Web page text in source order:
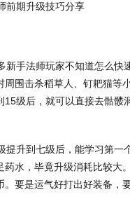
前期升级技巧分享
手法师玩家不知道怎么快
周围击杀稻草人、钉耙猫等
15级后，就可以直接去骷髅
升到七级后，能学习第一
药水，毕竟升级消耗比较大
。要是运气好打出好装备，